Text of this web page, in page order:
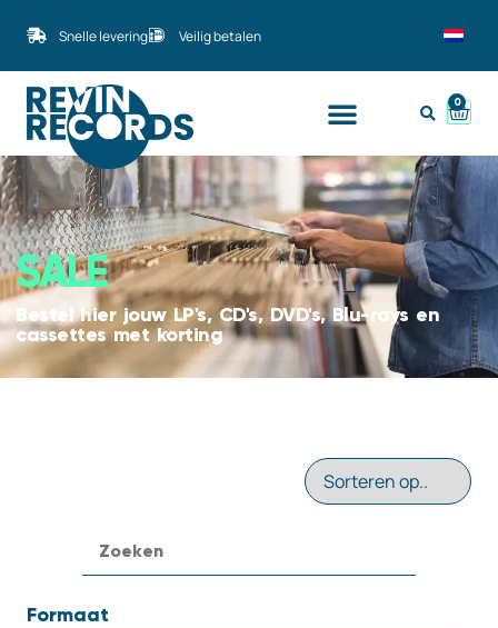
Snelle levering Veilig betalen
0
SALE
Bestel hier jouw LP's, CD's, DVD's, Blu-rays en
cassettes met korting
Formaat